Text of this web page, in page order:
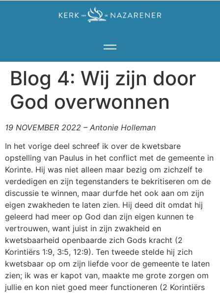
Blog 4: Wij zijn door
God overwonnen
19 NOVEMBER 2022 – Antonie Holleman
In het vorige deel schreef ik over de kwetsbare
opstelling van Paulus in het conflict met de gemeente in
Korinte. Hij was niet alleen maar bezig om zichzelf te
verdedigen en zijn tegenstanders te bekritiseren om de
discussie te winnen, maar durfde het ook aan om zijn
eigen zwakheden te laten zien. Hij deed dit omdat hij
geleerd had meer op God dan zijn eigen kunnen te
vertrouwen, want juist in zijn zwakheid en
kwetsbaarheid openbaarde zich Gods kracht (2
Korintiërs 1:9, 3:5, 12:9). Ten tweede stelde hij zich
kwetsbaar op om zijn liefde voor de gemeente te laten
zien; ik was er kapot van, maakte me grote zorgen om
jullie en kon niet goed meer functioneren (2 Korintiërs